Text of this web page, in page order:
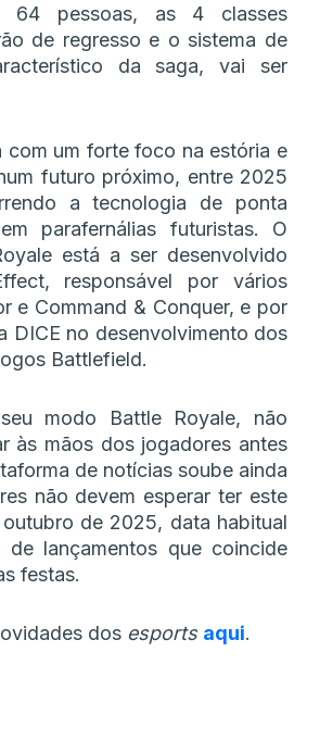
64 pessoas, as 4 classes
de regresso e o sistema de
da saga, vai ser
com um forte foco na estória e
futuro próximo, entre 2025
a tecnologia de ponta
parafernálias futuristas. O
está a ser desenvolvido
responsável por vários
e Command & Conquer, e por
DICE no desenvolvimento dos
Battlefield.
modo Battle Royale, não
às mãos dos jogadores antes
de notícias soube ainda
não devem esperar ter este
de 2025, data habitual
lançamentos que coincide
festas.
dos esports aqui.